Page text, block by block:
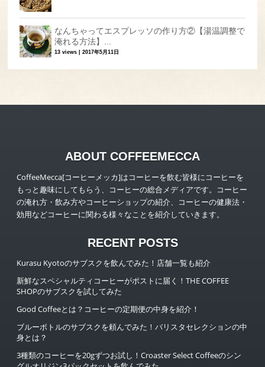
なんちゃってエスプレッソの作り方②【湯温調整で
淹れる方法】...
13 views |2017年5月11日
ABOUT COFFEEMECCA
CoffeeMecca[コーヒーメッカ]はコーヒーを飲む皆様にコーヒーを
もっと趣味にしてもらう、コーヒーの総合メディアです。コーヒー
の淹れ方・飲み方やコーヒーショップの紹介、コーヒーの健康法・
効用などコーヒーに関わる様々なことを紹介していきます。
RECENT POSTS
Kurasu Kyotoのサブスクを飲んでみた！店舗一覧も紹介
新鮮なスペシャルティコーヒーがポストに届く！THE COFFEE
SHOPのサブスクを試してみた
Good Coffeeとは？コーヒーの定期便の中身を紹介！
ブルーボトルのサブスクを頼んでみた！バリスタセレクションの中
身とは？
3種類のコーヒーを20gずつお試し！Croaster Select Coffeeのシン